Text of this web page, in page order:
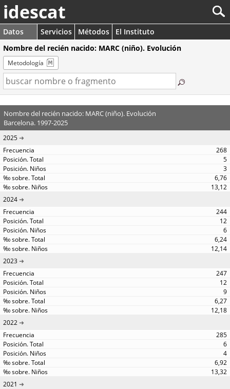
idescat
Datos Servicios Métodos
El Instituto
Nombre del recién nacido: MARC (niño). Evolución
Metodología
Nombre del recién nacido: MARC (niño). Evolución
Barcelona. 1997-2025
2025
268
5
3
6,76
13,12
2024
244
12
6
6,24
12,14
2023
247
12
9
6,27
12,18
2022
285
6
4
6,92
13,32
2021